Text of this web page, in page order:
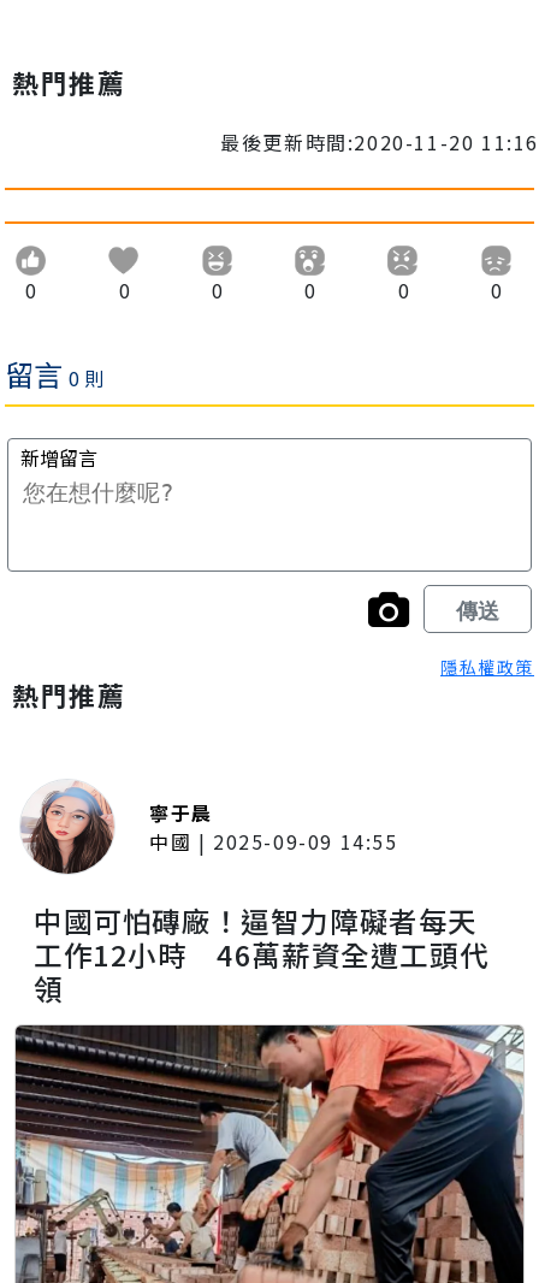
熱門推薦
最後更新時間:2020-11-20 11:16
0 0 0 0 0 0
隱私權政策
熱門推薦
寧于晨
中國 | 2025-09-09 14:55
中國可怕磚廠！逼智力障礙者每天
工作12小時 46萬薪資全遭工頭代
領